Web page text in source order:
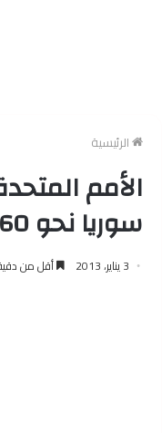
الرئيسية
الأمم
سوريا نحو 60 ألف شخص
3 يناير، 2013 أقل من